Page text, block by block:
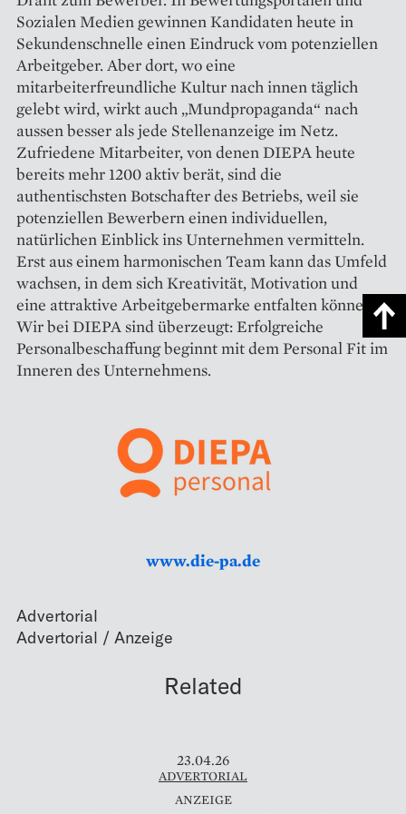
Sozialen Medien gewinnen Kandidaten heute in
Sekundenschnelle einen Eindruck vom potenziellen
Arbeitgeber. Aber dort, wo eine
mitarbeiterfreundliche Kultur nach innen täglich
gelebt wird, wirkt auch „Mundpropaganda“ nach
aussen besser als jede Stellenanzeige im Netz.
Zufriedene Mitarbeiter, von denen DIEPA heute
bereits mehr 1200 aktiv berät, sind die
authentischsten Botschafter des Betriebs, weil sie
potenziellen Bewerbern einen individuellen,
natürlichen Einblick ins Unternehmen vermitteln.
Erst aus einem harmonischen Team kann das Umfeld
wachsen, in dem sich Kreativität, Motivation und
eine attraktive Arbeitgebermarke entfalten können.
Wir bei DIEPA sind überzeugt: Erfolgreiche
Personalbeschaffung beginnt mit dem Personal Fit im
Inneren des Unternehmens.
www.die-pa.de
Advertorial
Related
23.04.26
ADVERTORIAL